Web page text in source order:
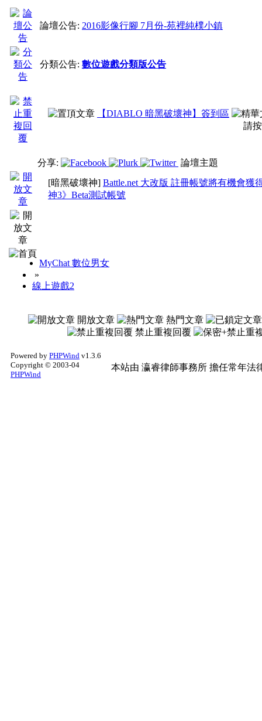
論壇公告: 2016影像行腳 7月份-苑裡純樸小鎮
分類公告: 數位遊戲分類版公告
【DIABLO 暗黑破壞神】簽到區
請
分享:
論壇主題
[暗黑破壞神] Battle.net 大改版 註冊帳號將有機會獲
神3》Beta測試帳號
MyChat 數位男女
»
線上遊戲2
開放文章
熱門文章
禁止重複回覆
Powered by PHPWind v1.3.6
Copyright © 2003-04
PHPWind
本站由 瀛睿律師事務所 擔任常年法